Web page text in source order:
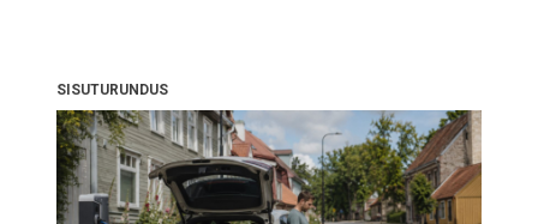
SISUTURUNDUS